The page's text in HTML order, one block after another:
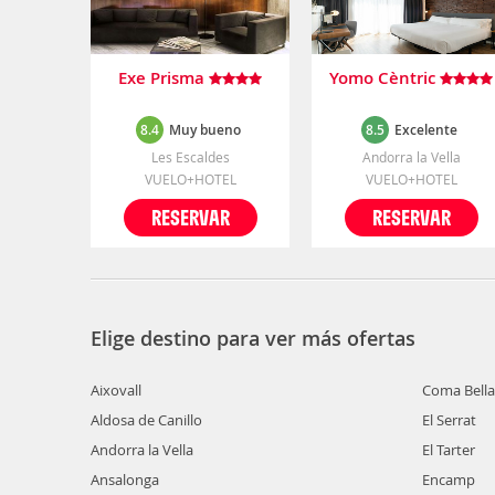
Exe Prisma
8.4 Muy bueno
Les Escaldes
VUELO+HOTEL
RESERVAR
Yomo Cèntric
8.5 Excelente
Andorra la Vella
VUELO+HOTEL
RESERVAR
Elige destino para ver más ofertas
Aixovall
Aldosa de Canillo
Andorra la Vella
Ansalonga
Coma Bella
El Serrat
El Tarter
Encamp